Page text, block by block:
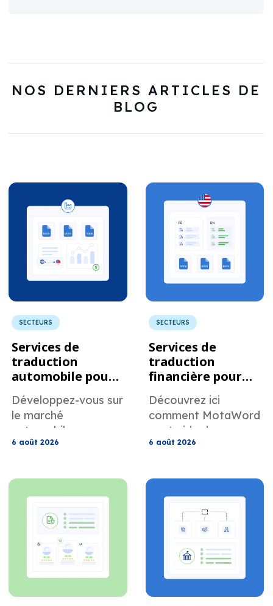
NOS DERNIERS ARTICLES DE
BLOG
SECTEURS
Services de
traduction
automobile pour
les fournisseurs
internationaux
vendant aux
fabricants
américains
Développez-vous sur
le marché
automobile
américain grâce à
traduction
spécifications, les
fichiers PPAP, les
documents de
garantie et la
communication avec
les fournisseurs.
6 août 2026
SECTEURS
Services de
traduction
financière pour
les entreprises
étrangères
faisant des
affaires aux États-
Unis.
Découvrez ici
comment MotaWord
peut aider les
entreprises
traduire leurs
utilisation aux États-
6 août 2026